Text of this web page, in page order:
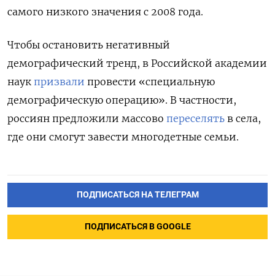
самого низкого значения с 2008 года.
Чтобы остановить негативный
демографический тренд, в Российской академии
наук призвали провести «специальную
демографическую операцию». В частности,
россиян предложили массово переселять в села,
где они смогут завести многодетные семьи.
ПОДПИСАТЬСЯ НА ТЕЛЕГРАМ
ПОДПИСАТЬСЯ В GOOGLE